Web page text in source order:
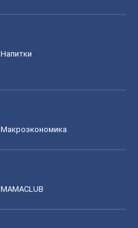
Напитки
Mакроэкономика
MAMACLUB